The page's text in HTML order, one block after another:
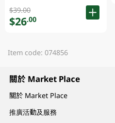
$39.00
$26.00
Item code: 074856
關於 Market Place
關於 Market Place
推廣活動及服務